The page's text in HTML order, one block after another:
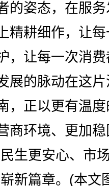
的姿态，在服
精耕细作，让
，让每一次消
展的脉动在这
，正以更有温
商环境、更加
生更安心、市
新篇章。(本文